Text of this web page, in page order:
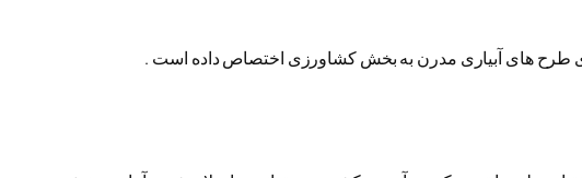
طرح های آبیاری مدرن به بخش کشاورزی اختصاص داده است .